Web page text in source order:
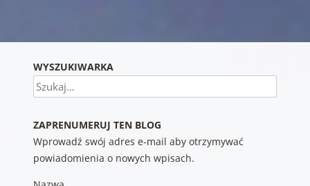
WYSZUKIWARKA
Szukaj
ZAPRENUMERUJ TEN BLOG
Wprowadź swój adres e-mail aby otrzymywać
powiadomienia o nowych wpisach.